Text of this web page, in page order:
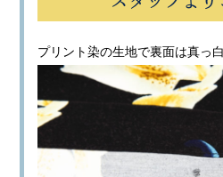
プリント染の生地で裏面は真っ白